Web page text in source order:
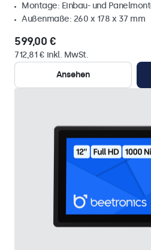
Montage: Einbau- und
Außenmaße: 260 x 178 x 37 mm
599,00 €
712,81 € inkl. MwSt.
Ansehen